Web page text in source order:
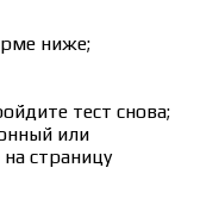
ниже;
тест снова;
или
страницу